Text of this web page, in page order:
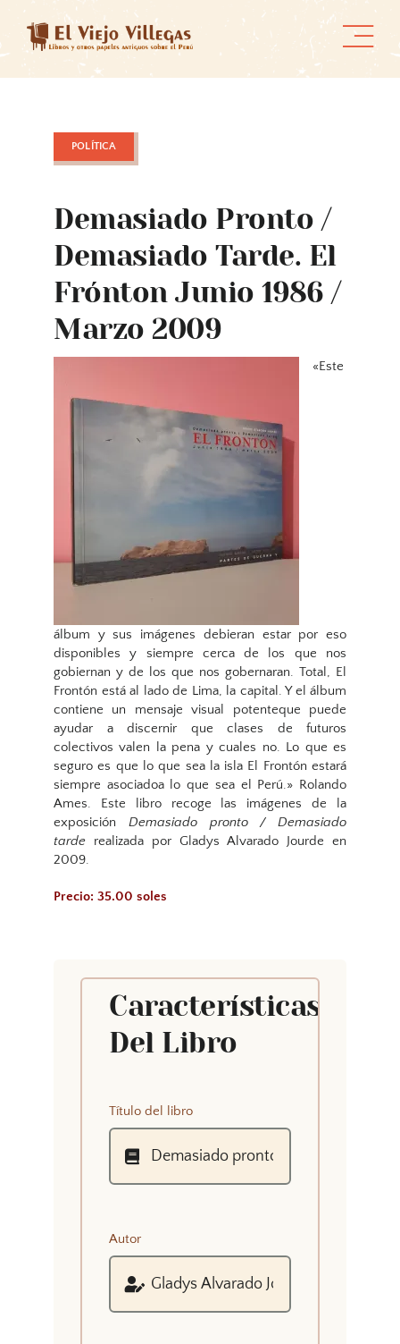
content
POLÍTICA
Demasiado Pronto /
Demasiado Tarde. El
Frónton Junio 1986 /
Marzo 2009
«Este
álbum y sus imágenes debieran estar por eso
disponibles y siempre cerca de los que nos
gobiernan y de los que nos gobernaran. Total, El
Frontón está al lado de Lima, la capital. Y el álbum
contiene un mensaje visual potenteque puede
ayudar a discernir que clases de futuros
colectivos valen la pena y cuales no. Lo que es
seguro es que lo que sea la isla El Frontón estará
siempre asociadoa lo que sea el Perú.» Rolando
Ames. Este libro recoge las imágenes de la
exposición Demasiado pronto / Demasiado
tarde realizada por Gladys Alvarado Jourde en
2009.
Precio: 35.00 soles
Características
Del Libro
Título del libro
Autor